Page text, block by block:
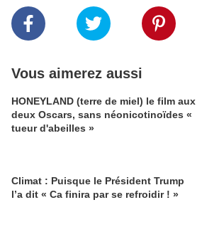
Vous aimerez aussi
HONEYLAND (terre de miel) le film aux
deux Oscars, sans néonicotinoïdes «
tueur d'abeilles »
Climat : Puisque le Président Trump
l’a dit « Ca finira par se refroidir ! »